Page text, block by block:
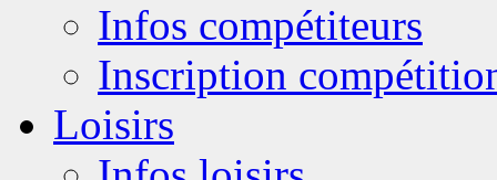
Infos compétiteurs
Inscription
Loisirs